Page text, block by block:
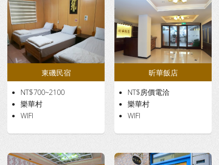
東磯民宿
NT$700~2100
樂華村
WIFI
昕華飯店
NT$房價電洽
樂華村
WIFI